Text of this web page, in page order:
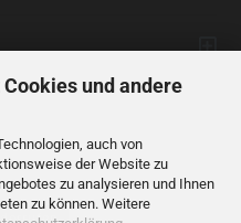
und andere
auch von
der Website zu
zu analysieren und Ihnen
zu können. Weitere